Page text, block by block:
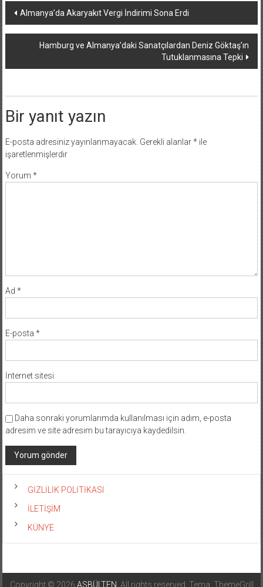
Yazı
dolaşımı
Almanya’da Akaryakıt Vergi İndirimi Sona Erdi
Hamburg ve Almanya’daki Sanatçılardan Deniz Göktaş’ın
Tutuklanmasına Tepki
Bir yanıt yazın
E-posta adresiniz yayınlanmayacak. Gerekli alanlar*ile
işaretlenmişlerdir
Yorum *
Ad *
E-posta *
İnternet sitesi
Daha sonraki yorumlarımda kullanılması için adım, e-posta
adresim ve site adresim bu tarayıcıya kaydedilsin.
GİZLİLİK POLİTİKASI
İLETİŞİM
KÜNYE
Copyright © 2026 ASBÜLTEN . All rights reserved. Tema: ThemeGrill